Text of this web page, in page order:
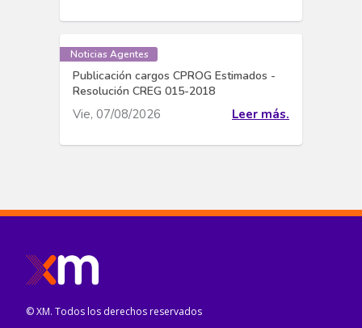
Noticias Agentes
Publicación cargos CPROG Estimados -
Resolución CREG 015-2018
Vie, 07/08/2026 Leer más.
© XM. Todos los derechos reservados